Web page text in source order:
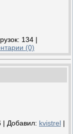
134 |
(0)
| Добавил: kvistrel |